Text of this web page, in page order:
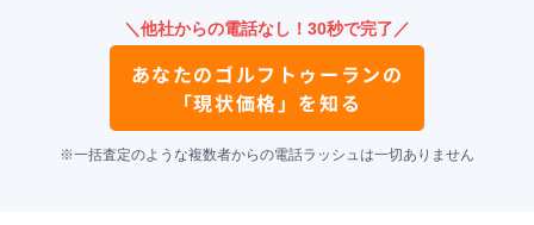
＼他社からの電話なし！30秒で完了／
あなたの ゴルフトゥーランの
「現状価格」を知る
※一括査定のような複数者からの電話ラッシュは一切ありません